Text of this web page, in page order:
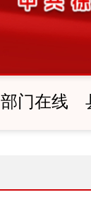
部门在线